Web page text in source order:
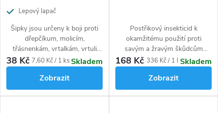
Lepový lapač
Šipky jsou určeny k boji proti
dřepčíkum, molicím,
třásnenkám, vrtalkám, vrtuli
třešnové, smutnicím, nosatcům
k ochraně květin, keřů, stromů,
zeleniny a skleníkových kultur.
Bez jedů.
38 Kč Měrná
7,60 Kč / 1 ksSkladem
Zobrazit
Postřikový insekticid k
okamžitému použití proti
savým a žravým škůdcům
(mšice, svilušky, štítenky,
puklice) na okrasných
rostlinách.
168 Kč Měrná
336 Kč / 1 l Skladem
Zobrazit